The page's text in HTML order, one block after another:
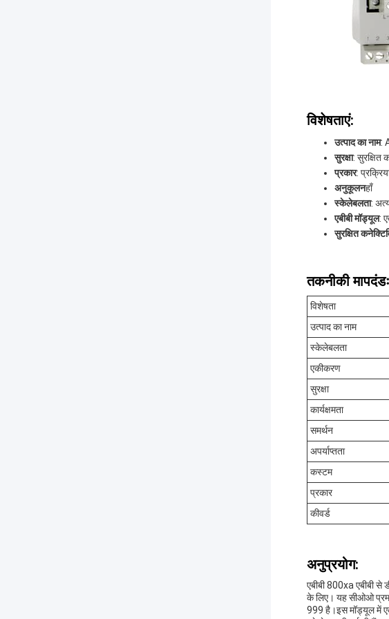
विशेषताएं:
उत्पाद का नाम:
सुरक्षा: सुरक्षित
प्रकार:
अनुकूलनहाँ
स्केलेबलता:
एबीबी मॉड्यूल:
सुरक्षित
तकनीकी मापदंडः
विशेषता
उत्पाद का नाम
स्केलेबलता
एकीकरण
सुरक्षा
कार्यक्षमता
समर्थन
अपर्याप्तता
कस्टम
प्रकार
कीवर्ड
अनुप्रयोग:
एबीबी 800xa एबीबी
के लिए। यह सीओओ
999 है।इस मॉड्यूल में